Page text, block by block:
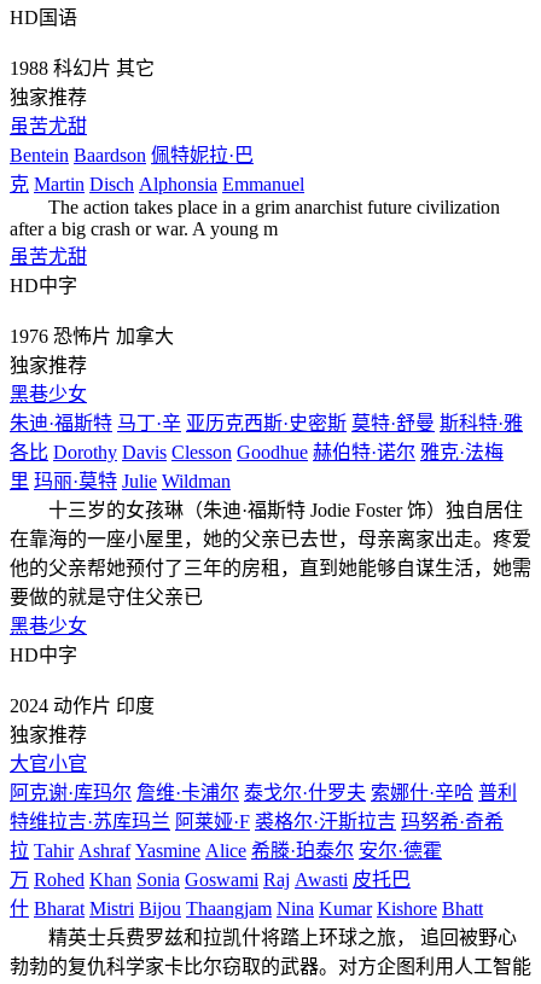
HD国语
1988 科幻片 其它
独家推荐
虽苦尤甜
Bentein Baardson 佩特妮拉·巴
克 Martin Disch Alphonsia Emmanuel
The action takes place in a grim anarchist future civilization
after a big crash or war. A young m
虽苦尤甜
HD中字
1976 恐怖片 加拿大
独家推荐
黑巷少女
朱迪·福斯特 马丁·辛 亚历克西斯·史密斯 莫特·舒曼 斯科特·雅
各比 Dorothy Davis Clesson Goodhue 赫伯特·诺尔 雅克·法梅
里 玛丽·莫特 Julie Wildman
十三岁的女孩琳（朱迪·福斯特 Jodie Foster 饰）独自居住
在靠海的一座小屋里，她的父亲已去世，母亲离家出走。疼爱
他的父亲帮她预付了三年的房租，直到她能够自谋生活，她需
要做的就是守住父亲已
黑巷少女
HD中字
2024 动作片 印度
独家推荐
大官小官
阿克谢·库玛尔 詹维·卡浦尔 泰戈尔·什罗夫 索娜什·辛哈 普利
特维拉吉·苏库玛兰 阿莱娅·F 裘格尔·汗斯拉吉 玛努希·奇希
拉 Tahir Ashraf Yasmine Alice 希滕·珀泰尔 安尔·德霍
万 Rohed Khan Sonia Goswami Raj Awasti 皮托巴
什 Bharat Mistri Bijou Thaangjam Nina Kumar Kishore Bhatt
精英士兵费罗兹和拉凯什将踏上环球之旅， 追回被野心
勃勃的复仇科学家卡比尔窃取的武器。对方企图利用人工智能